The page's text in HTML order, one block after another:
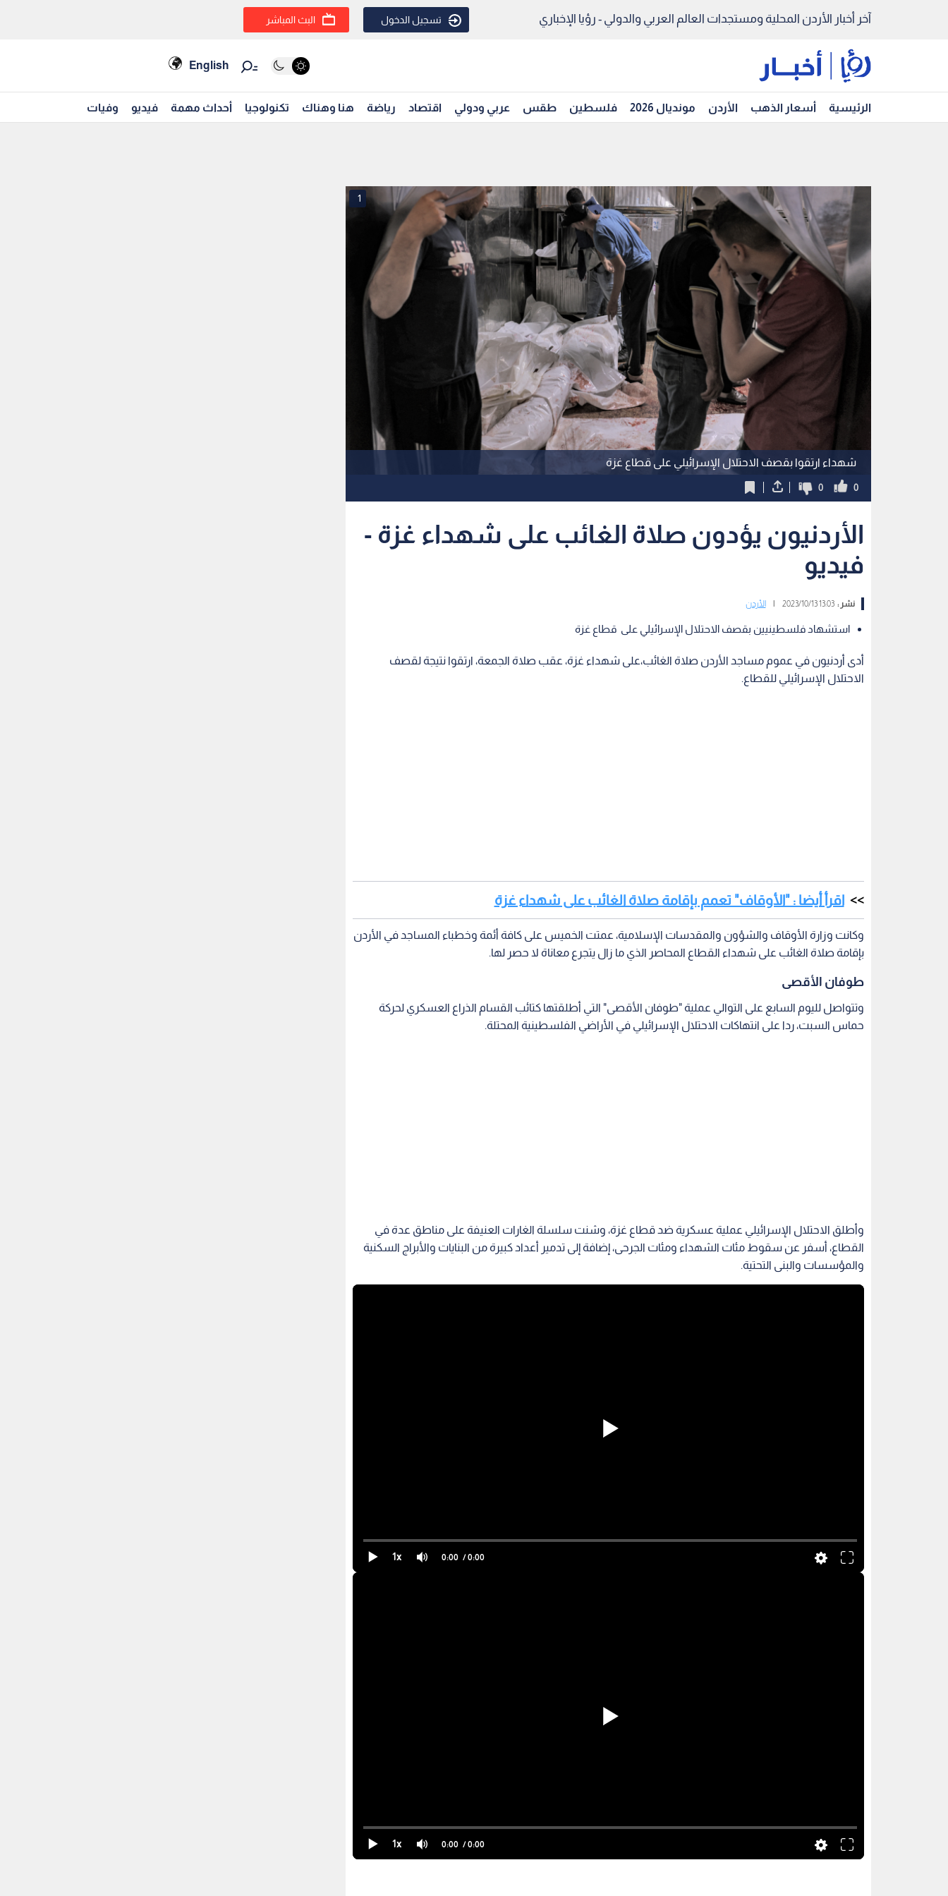
آخر أخبار الأردن المحلية ومستجدات العالم العربي والدولي - رؤيا الإخباري تسجيل الدخول البث المباشر
English
الرئيسية أسعار الذهب الأردن مونديال 2026 فلسطين طقس عربي ودولي اقتصاد رياضة هنا وهناك تكنولوجيا أحداث مهمة فيديو وفيات
شهداء ارتقوا بقصف الاحتلال الإسرائيلي على قطاع غزة
1
0
0
الأردنيون يؤدون صلاة الغائب على شهداء غزة -
فيديو
نشر :13:03 2023/10/13 الأردن
استشهاد فلسطينيين بقصف الاحتلال الإسرائيلي على قطاع غزة
أدى أردنيون في عموم مساجد الأردن صلاة الغائب،على شهداء غزة، عقب صلاة الجمعة، ارتقوا نتيجة لقصف
الاحتلال الإسرائيلي للقطاع.
اقرأ أيضا : "الأوقاف" تعمم بإقامة صلاة الغائب على شهداء غزة
وكانت وزارة الأوقاف والشؤون والمقدسات الإسلامية، عمتت الخميس على كافة أئمة وخطباء المساجد في الأردن
بإقامة صلاة الغائب على شهداء القطاع المحاصر الذي ما زال يتجرع معاناة لا حصر لها.
طوفان الأقصى
وتتواصل لليوم السابع على التوالي عملية "طوفان الأقصى" التي أطلقتها كتائب القسام الذراع العسكري لحركة
حماس السبت، ردا على انتهاكات الاحتلال الإسرائيلي في الأراضي الفلسطينية المحتلة.
وأطلق الاحتلال الإسرائيلي عملية عسكرية ضد قطاع غزة، وشنت سلسلة الغارات العنيفة على مناطق عدة في
القطاع، أسفر عن سقوط مئات الشهداء ومئات الجرحى، إضافة إلى تدمير أعداد كبيرة من البنايات والأبراج السكنية
والمؤسسات والبنى التحتية.
1x 0:00 / 0:00
1x 0:00 / 0:00